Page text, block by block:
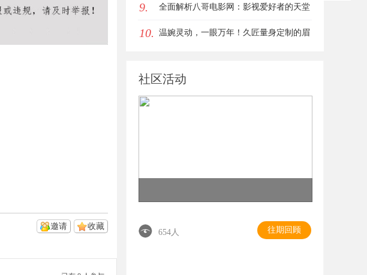
收藏
邀请
台
9. 全面解析八哥电影网：影视爱好者的天堂
与资源宝库
10. 温婉灵动，一眼万年！久匠量身定制的眉
女生的气质加分项
社区活动
654人 往期回顾